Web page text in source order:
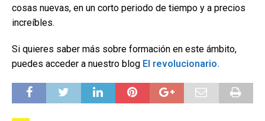
cosas nuevas, en un corto periodo de tiempo y a precios
increíbles.
Si quieres saber más sobre formación en este ámbito,
puedes acceder a nuestro blog El revolucionario.